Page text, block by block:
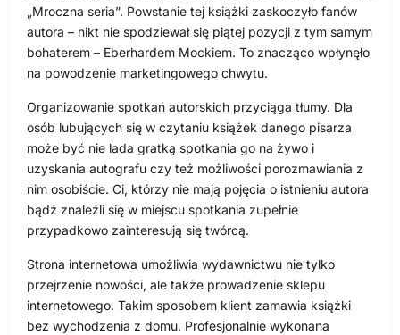
„Mroczna seria”. Powstanie tej książki zaskoczyło fanów
autora – nikt nie spodziewał się piątej pozycji z tym samym
bohaterem – Eberhardem Mockiem. To znacząco wpłynęło
na powodzenie marketingowego chwytu.
Organizowanie spotkań autorskich przyciąga tłumy. Dla
osób lubujących się w czytaniu książek danego pisarza
może być nie lada gratką spotkania go na żywo i
uzyskania autografu czy też możliwości porozmawiania z
nim osobiście. Ci, którzy nie mają pojęcia o istnieniu autora
bądź znaleźli się w miejscu spotkania zupełnie
przypadkowo zainteresują się twórcą.
Strona internetowa umożliwia wydawnictwu nie tylko
przejrzenie nowości, ale także prowadzenie sklepu
internetowego. Takim sposobem klient zamawia książki
bez wychodzenia z domu. Profesjonalnie wykonana